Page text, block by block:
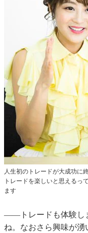
人生初のトレードが大成功に
トレードを楽しいと思えるっ
ます
――トレードも体験し
ね。なおさら興味が湧